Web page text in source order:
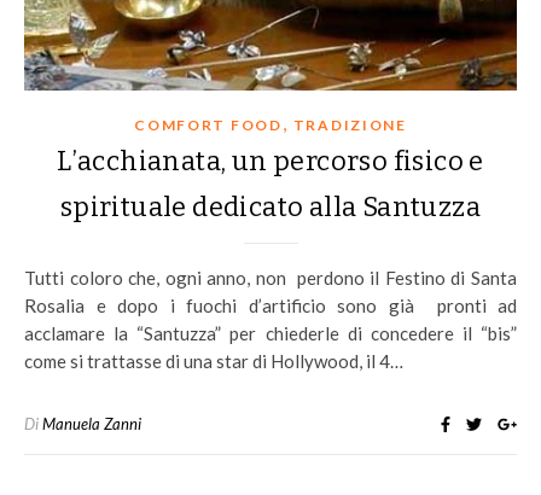
COMFORT FOOD , TRADIZIONE
L’acchianata, un percorso fisico e
spirituale dedicato alla Santuzza
Tutti coloro che, ogni anno, non perdono il Festino di Santa
Rosalia e dopo i fuochi d’artificio sono già pronti ad
acclamare la “Santuzza” per chiederle di concedere il “bis”
come si trattasse di una star di Hollywood, il 4…
DiManuela Zanni